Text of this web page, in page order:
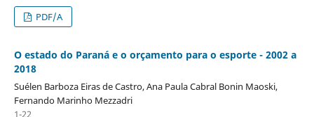
PDF/A
O estado do Paraná e o orçamento para o esporte - 2002 a
2018
Suélen Barboza Eiras de Castro, Ana Paula Cabral Bonin Maoski,
Fernando Marinho Mezzadri
1-22